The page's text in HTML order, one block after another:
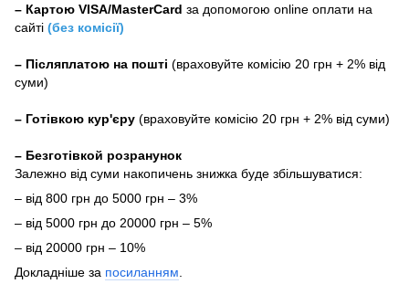
– Картою VISA/MasterCard за допомогою online оплати на
сайті (без комісії)
– Післяплатою на пошті (враховуйте комісію 20 грн + 2% від
суми)
– Готівкою кур'єру (враховуйте комісію 20 грн + 2% від суми)
– Безготівкой розранунок
Залежно від суми накопичень знижка буде збільшуватися:
– від 800 грн до 5000 грн – 3%
– від 5000 грн до 20000 грн – 5%
– від 20000 грн – 10%
Докладніше за посиланням